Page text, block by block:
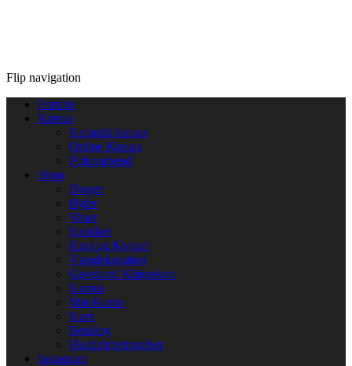
Flip navigation
Forside
Kursus
Keramik kursus
Online Kursus
Polterarbend
Shop
Drager
Øgler
Vaser
Krukker
Krus og Kopper
Vægdekoration
Gavekort/ Klippekort
Kursus
Min Konto
Kurv
Betaling
Handelsbetingelser
Instagram